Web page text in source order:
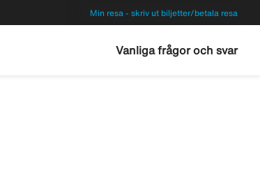
Min resa - skriv ut biljetter/betala resa
Vanliga frågor och svar